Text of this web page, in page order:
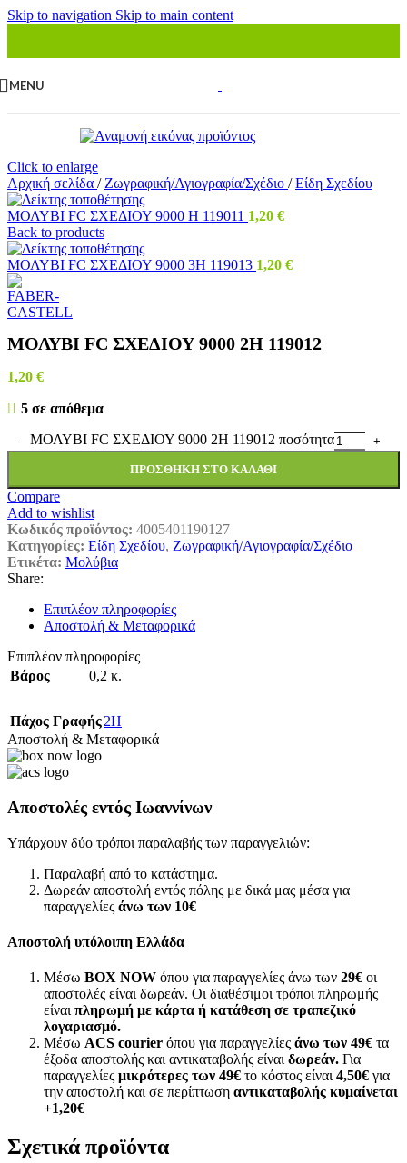
Skip to navigation Skip to main content
MENU
Click to enlarge
Αρχική σελίδα / Ζωγραφική/Αγιογραφία/Σχέδιο / Είδη Σχεδίου
ΜΟΛΥΒΙ FC ΣΧΕΔΙΟΥ 9000 Η 119011 1,20 €
Back to products
ΜΟΛΥΒΙ FC ΣΧΕΔΙΟΥ 9000 3Η 119013 1,20 €
ΜΟΛΥΒΙ FC ΣΧΕΔΙΟΥ 9000 2Η 119012
1,20 €
5 σε απόθεμα
ΜΟΛΥΒΙ FC ΣΧΕΔΙΟΥ 9000 2Η 119012 ποσότητα
ΠΡΟΣΘΉΚΗ ΣΤΟ ΚΑΛΆΘΙ
Compare
Add to wishlist
Κωδικός προϊόντος: 4005401190127
Κατηγορίες: Είδη Σχεδίου, Ζωγραφική/Αγιογραφία/Σχέδιο
Ετικέτα: Μολύβια
Share:
Επιπλέον πληροφορίες
Αποστολή & Μεταφορικά
Επιπλέον πληροφορίες
Βάρος
0,2 κ.
Πάχος Γραφής2H
Αποστολή & Μεταφορικά
Αποστολές εντός Ιωαννίνων
Υπάρχουν δύο τρόποι παραλαβής των παραγγελιών:
Παραλαβή από το κατάστημα.
Δωρεάν αποστολή εντός πόλης με δικά μας μέσα για
παραγγελίες άνω των 10€
Αποστολή υπόλοιπη Ελλάδα
Μέσω BOX NOW όπου για παραγγελίες άνω των 29€ οι
αποστολές είναι δωρεάν. Οι διαθέσιμοι τρόποι πληρωμής
είναι πληρωμή με κάρτα ή κατάθεση σε τραπεζικό
λογαριασμό.
Μέσω ACS courier όπου για παραγγελίες άνω των 49€ τα
έξοδα αποστολής και αντικαταβολής είναι δωρεάν. Για
παραγγελίες μικρότερες των 49€ το κόστος είναι 4,50€ για
την αποστολή και σε περίπτωση αντικαταβολής κυμαίνεται
+1,20€
Σχετικά προϊόντα